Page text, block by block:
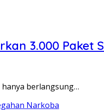
3.000 Paket
hanya berlangsung…